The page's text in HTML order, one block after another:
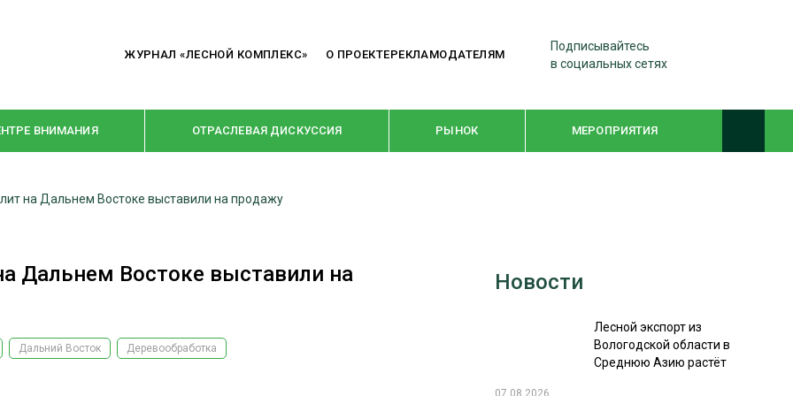
ЖУРНАЛ «ЛЕСНОЙ КОМПЛЕКС» О ПРОЕКТЕРЕКЛАМОДАТЕЛЯМ
Подписывайтесь
в социальных сетях
ВНИМАНИЯ ОТРАСЛЕВАЯ ДИСКУССИЯ РЫНОК МЕРОПРИЯТИЯ
РУБРИКИ
КРУПНЫМ ПЛАНОМ
В ЦЕНТРЕ ВНИМАНИЯ
WOODEX-2021
СУШКА ДРЕВЕСИНЫ
на Дальнем Востоке выставили на продажу
Дальнем Востоке выставили на
Дальний Восток Деревообработка
Новости
Лесной экспорт из
Вологодской области в
Среднюю Азию растёт
07.08.2026